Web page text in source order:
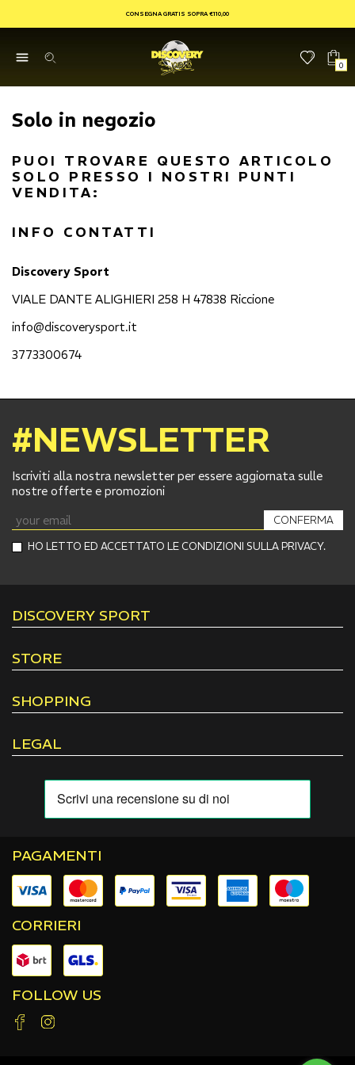
CONSEGNA GRATIS SOPRA €110,00
0
Solo in negozio
PUOI TROVARE QUESTO ARTICOLO
SOLO PRESSO I NOSTRI PUNTI
VENDITA:
INFO CONTATTI
Discovery Sport
VIALE DANTE ALIGHIERI 258 H 47838 Riccione
info@discoverysport.it
3773300674
#NEWSLETTER
Iscriviti alla nostra newsletter per essere aggiornata sulle
nostre offerte e promozioni
HO LETTO ED ACCETTATO LE CONDIZIONI SULLA PRIVACY.
CONFERMA
DISCOVERY SPORT
STORE
SHOPPING
LEGAL
PAGAMENTI
CORRIERI
FOLLOW US